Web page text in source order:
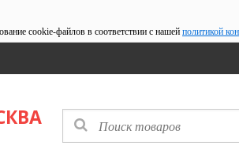
cookie-файлов в соответствии с нашей политикой